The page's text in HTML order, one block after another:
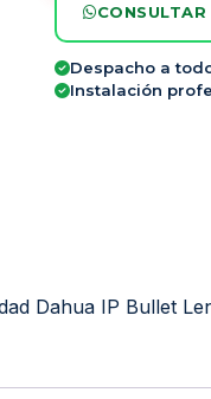
Despacho a
Instalación
Dahua IP Bullet